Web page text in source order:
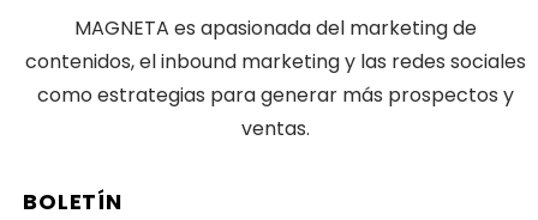
MAGNETA es apasionada del marketing de
contenidos, el inbound marketing y las redes sociales
como estrategias para generar más prospectos y
ventas.
BOLETÍN